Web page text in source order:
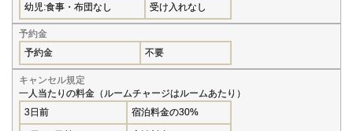
幼児:食事・布団なし 受け入れなし
予約金
予約金
不要
キャンセル規定
一人当たりの料金（ルームチャージはルームあたり）
3日前
宿泊料金の30%